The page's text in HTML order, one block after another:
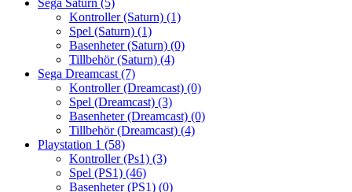
Sega Saturn (5)
Kontroller (Saturn) (1)
Spel (Saturn) (1)
Basenheter (Saturn) (0)
Tillbehör (Saturn) (4)
Sega Dreamcast (7)
Kontroller (Dreamcast) (0)
Spel (Dreamcast) (3)
Basenheter (Dreamcast) (0)
Tillbehör (Dreamcast) (4)
Playstation 1 (58)
Kontroller (Ps1) (3)
Spel (PS1) (46)
Basenheter (PS1) (0)